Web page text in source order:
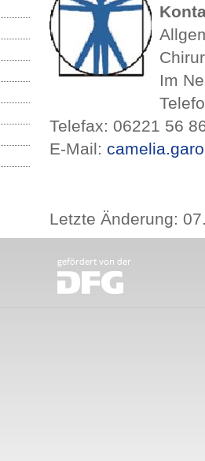
Im
Telefax: 06221 56
E-Mail:
Letzte Änderung: